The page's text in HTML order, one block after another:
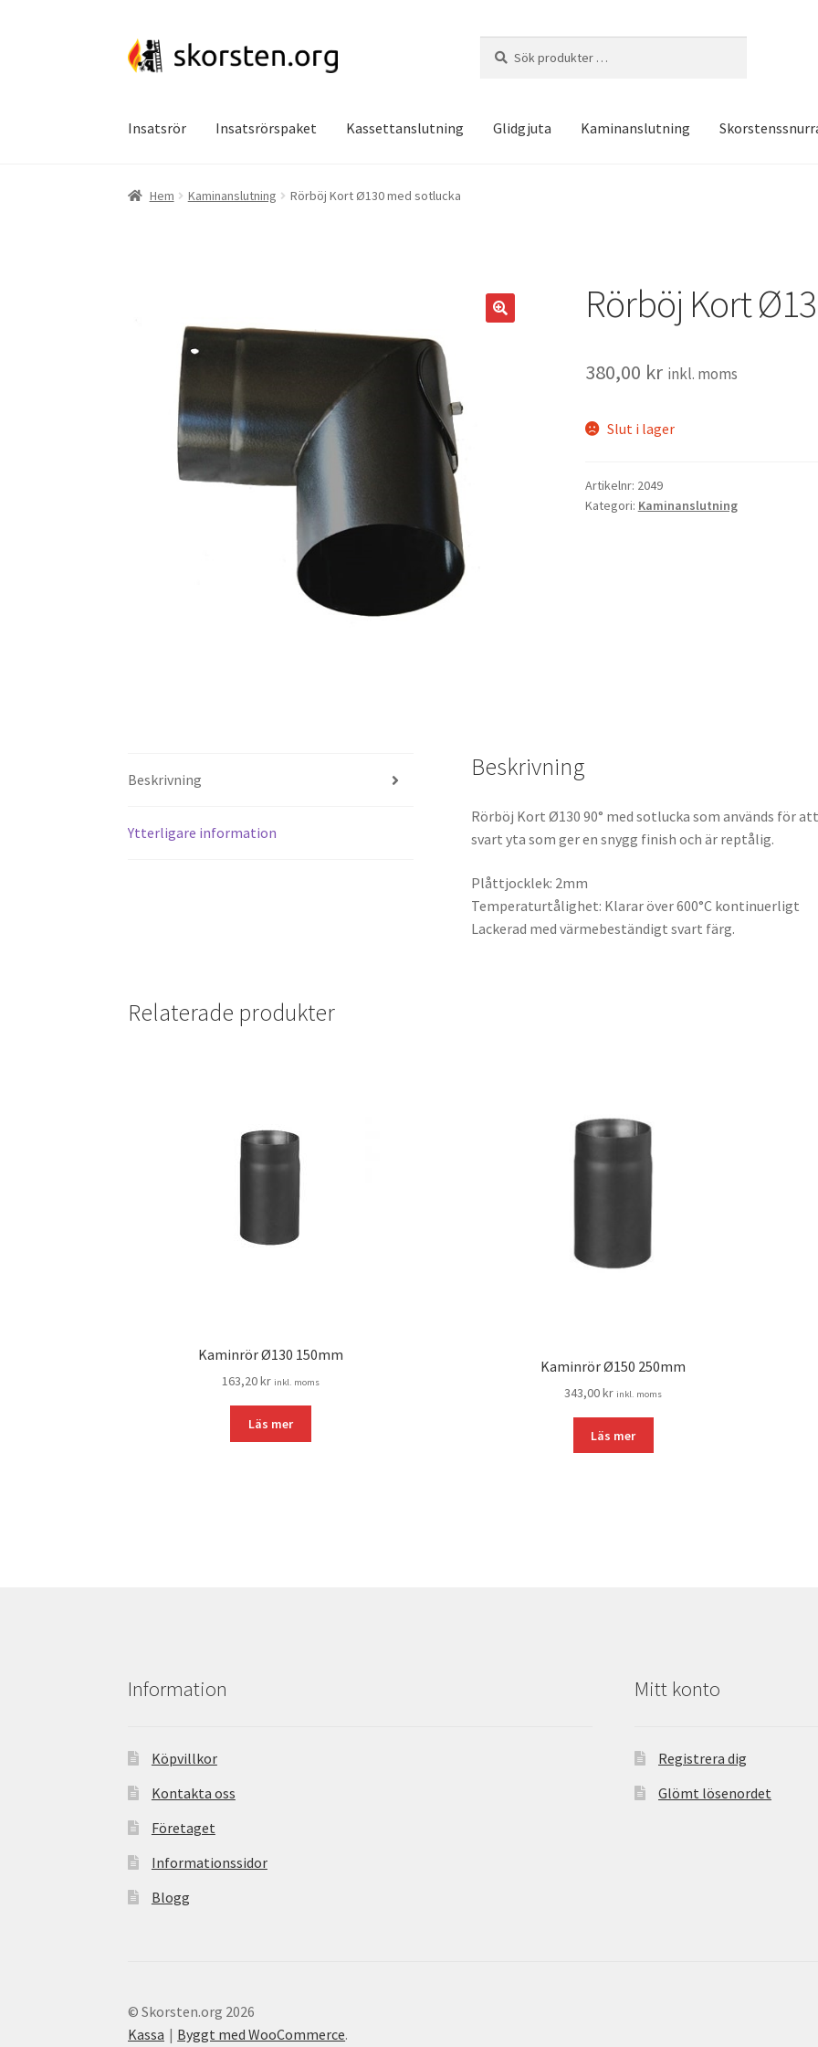
Hoppa
till
Hoppa
till
efter:
Insatsrör Insatsrörspaket Kassettanslutning Glidgjuta Kaminanslutning
Hem Kaminanslutning Rörböj Kort Ø130 med sotlucka
Rörböj Kort
380,00 kr inkl. moms
Slut i lager
Artikelnr: 2049
Kategori: Kaminanslutning
Beskrivning
Ytterligare information
Beskrivning
Rörböj Kort Ø130 90° med sotlucka som används för
svart yta som ger en snygg finish och är reptålig.
Plåttjocklek: 2mm
Temperaturtålighet: Klarar över 600°C kontinuerligt
Lackerad med värmebeständigt svart färg.
Relaterade produkter
Kaminrör Ø130 150mm
163,20kr inkl. moms
Läs mer
Kaminrör Ø150 250mm
343,00kr inkl. moms
Läs mer
Information
Köpvillkor
Kontakta oss
Företaget
Informationssidor
Blogg
Mitt konto
Registrera dig
Glömt lösenordet
© Skorsten.org 2026
Kassa
Byggt med WooCommerce.